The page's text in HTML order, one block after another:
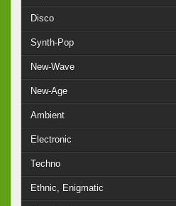
Disco
Synth-Pop
New-Wave
New-Age
Ambient
Electronic
Techno
Ethnic, Enigmatic